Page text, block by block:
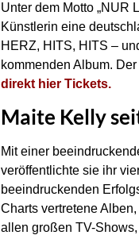
Unter dem Motto „NUR
Künstlerin eine
HERZ, HITS, HITS –
kommenden Album.
direkt hier Tickets.
Maite Kelly
Mit einer
veröffentlichte sie ihr
beeindruckenden
Charts vertretene
allen großen TV-